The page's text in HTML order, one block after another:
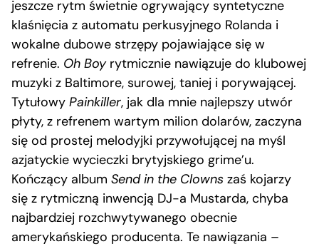
jeszcze rytm świetnie ogrywający syntetyczne
klaśnięcia z automatu perkusyjnego Rolanda i
wokalne dubowe strzępy pojawiające się w
refrenie. Oh Boyrytmicznie nawiązuje do klubowej
muzyki z Baltimore, surowej, taniej i porywającej.
Tytułowy Painkiller, jak dla mnie najlepszy utwór
płyty, z refrenem wartym milion dolarów, zaczyna
się od prostej melodyjki przywołującej na myśl
azjatyckie wycieczki brytyjskiego grime’u.
Kończący album Send in the Clowns zaś kojarzy
się z rytmiczną inwencją DJ-a Mustarda, chyba
najbardziej rozchwytywanego obecnie
amerykańskiego producenta. Te nawiązania –